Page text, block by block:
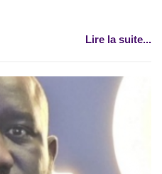
Lire la suite...